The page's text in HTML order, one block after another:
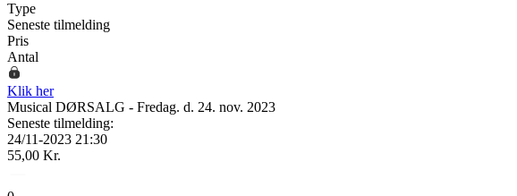
Type
Seneste tilmelding
Pris
Antal
Klik her
Musical DØRSALG - Fredag. d. 24. nov. 2023
Seneste tilmelding:
24/11-2023 21:30
55,00 Kr.